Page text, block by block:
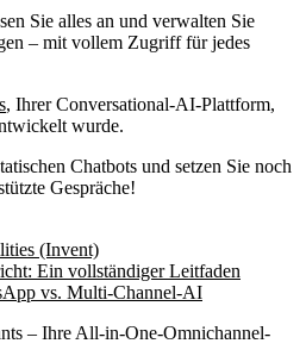
Sie alles an und verwalten Sie
– mit vollem Zugriff für jedes
, Ihrer Conversational-AI-Plattform,
wurde.
Chatbots und setzen Sie noch
Gespräche!
(Invent)
Ein vollständiger Leitfaden
vs. Multi-Channel-AI
– Ihre All-in-One-Omnichannel-